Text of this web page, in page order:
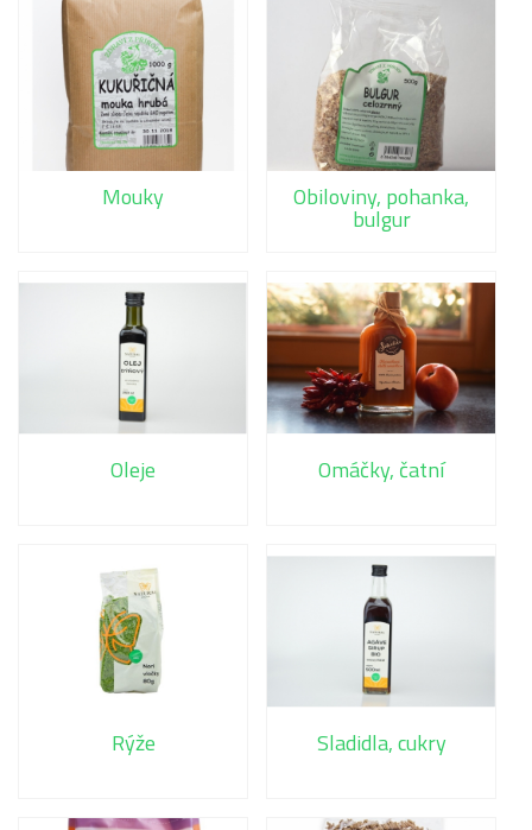
Mouky Obiloviny, pohanka,
bulgur
Oleje Omáčky, čatní
Rýže Sladidla, cukry